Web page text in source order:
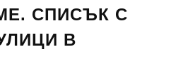
СПИСЪК С
В